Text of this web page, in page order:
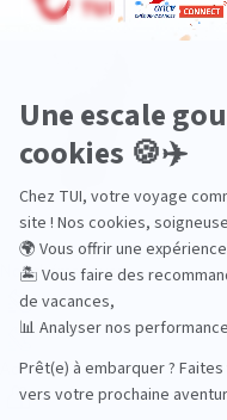
Océan Indien
Nos thématiques
Actif